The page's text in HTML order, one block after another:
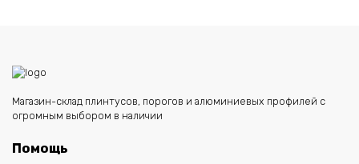
Магазин-склад плинтусов, порогов и алюминиевых профилей с
огромным выбором в наличии
Помощь